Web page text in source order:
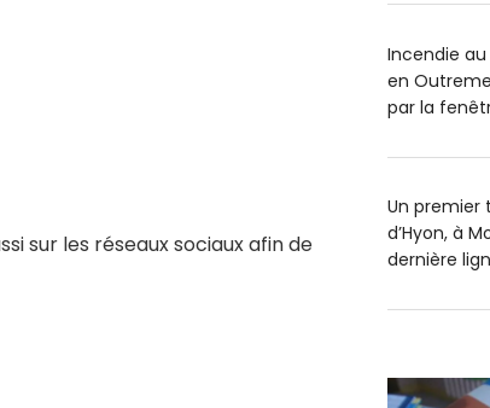
sur les réseaux sociaux afin de
Incendie
en
par la
Un premier
d’Hyon, à
dernière